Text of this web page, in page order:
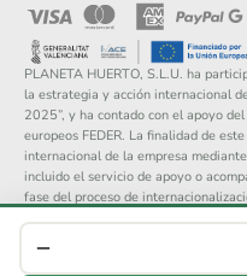
PLANETA HUERTO, S.L.U. ha
la estrategia y acción internacional
2025”, y ha contado con el apoyo
europeos FEDER. La finalidad de
internacional de la empresa
incluido el servicio de apoyo o
fase del proceso de
asciende a 14.148 €.